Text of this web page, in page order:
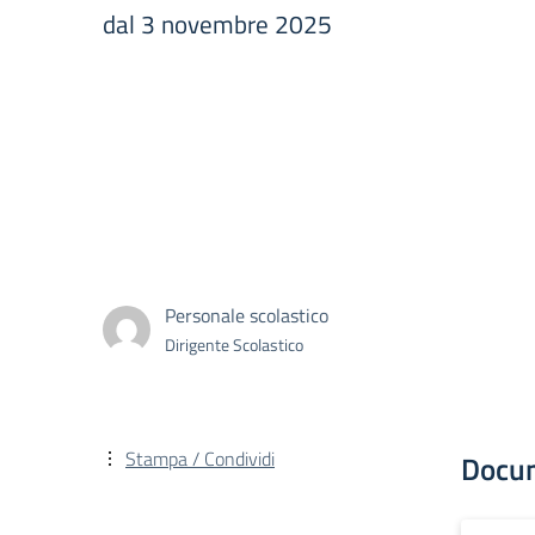
dal 3 novembre 2025
Personale scolastico
Dirigente Scolastico
Stampa / Condividi